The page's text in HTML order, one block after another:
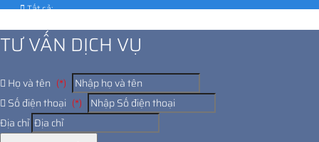
Tất cả:
TƯ VẤN DỊCH VỤ
Họ và tên (*)
Số điện thoại (*)
Địa chỉ